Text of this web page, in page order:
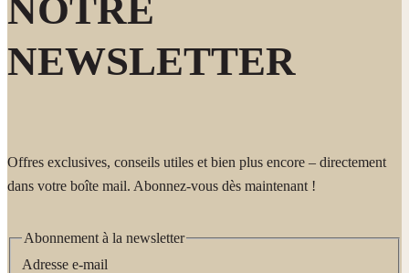
HAKAWERK W. Schlotz GmbH Bahnhofstr. 28 71111
Waldenbuch Allemagnewww.hakawerk.fr
NOTRE
NEWSLETTER
Offres exclusives, conseils utiles et bien plus encore – directement
dans votre boîte mail. Abonnez-vous dès maintenant !
Abonnement à la newsletter
Adresse e-mail